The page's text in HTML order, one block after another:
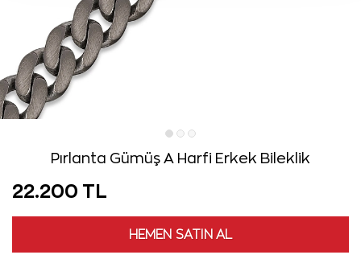
Pırlanta Gümüş A Harfi Erkek Bileklik
22.200 TL
HEMEN SATIN AL